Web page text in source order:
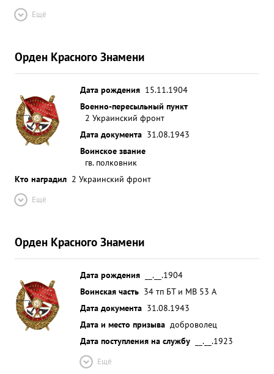
Ещё
Орден Красного Знамени
Дата рождения 15.11.1904
Военно-пересыльный пункт
2 Украинский фронт
Дата документа 31.08.1943
Воинское звание
гв. полковник
Кто наградил 2 Украинский фронт
Ещё
Орден Красного Знамени
Дата рождения
__.__.1904
Воинская часть 34 тп БТ и МВ 53 А
Дата документа 31.08.1943
Дата и место призыва доброволец
Дата поступления на службу
__.__.1923
Ещё